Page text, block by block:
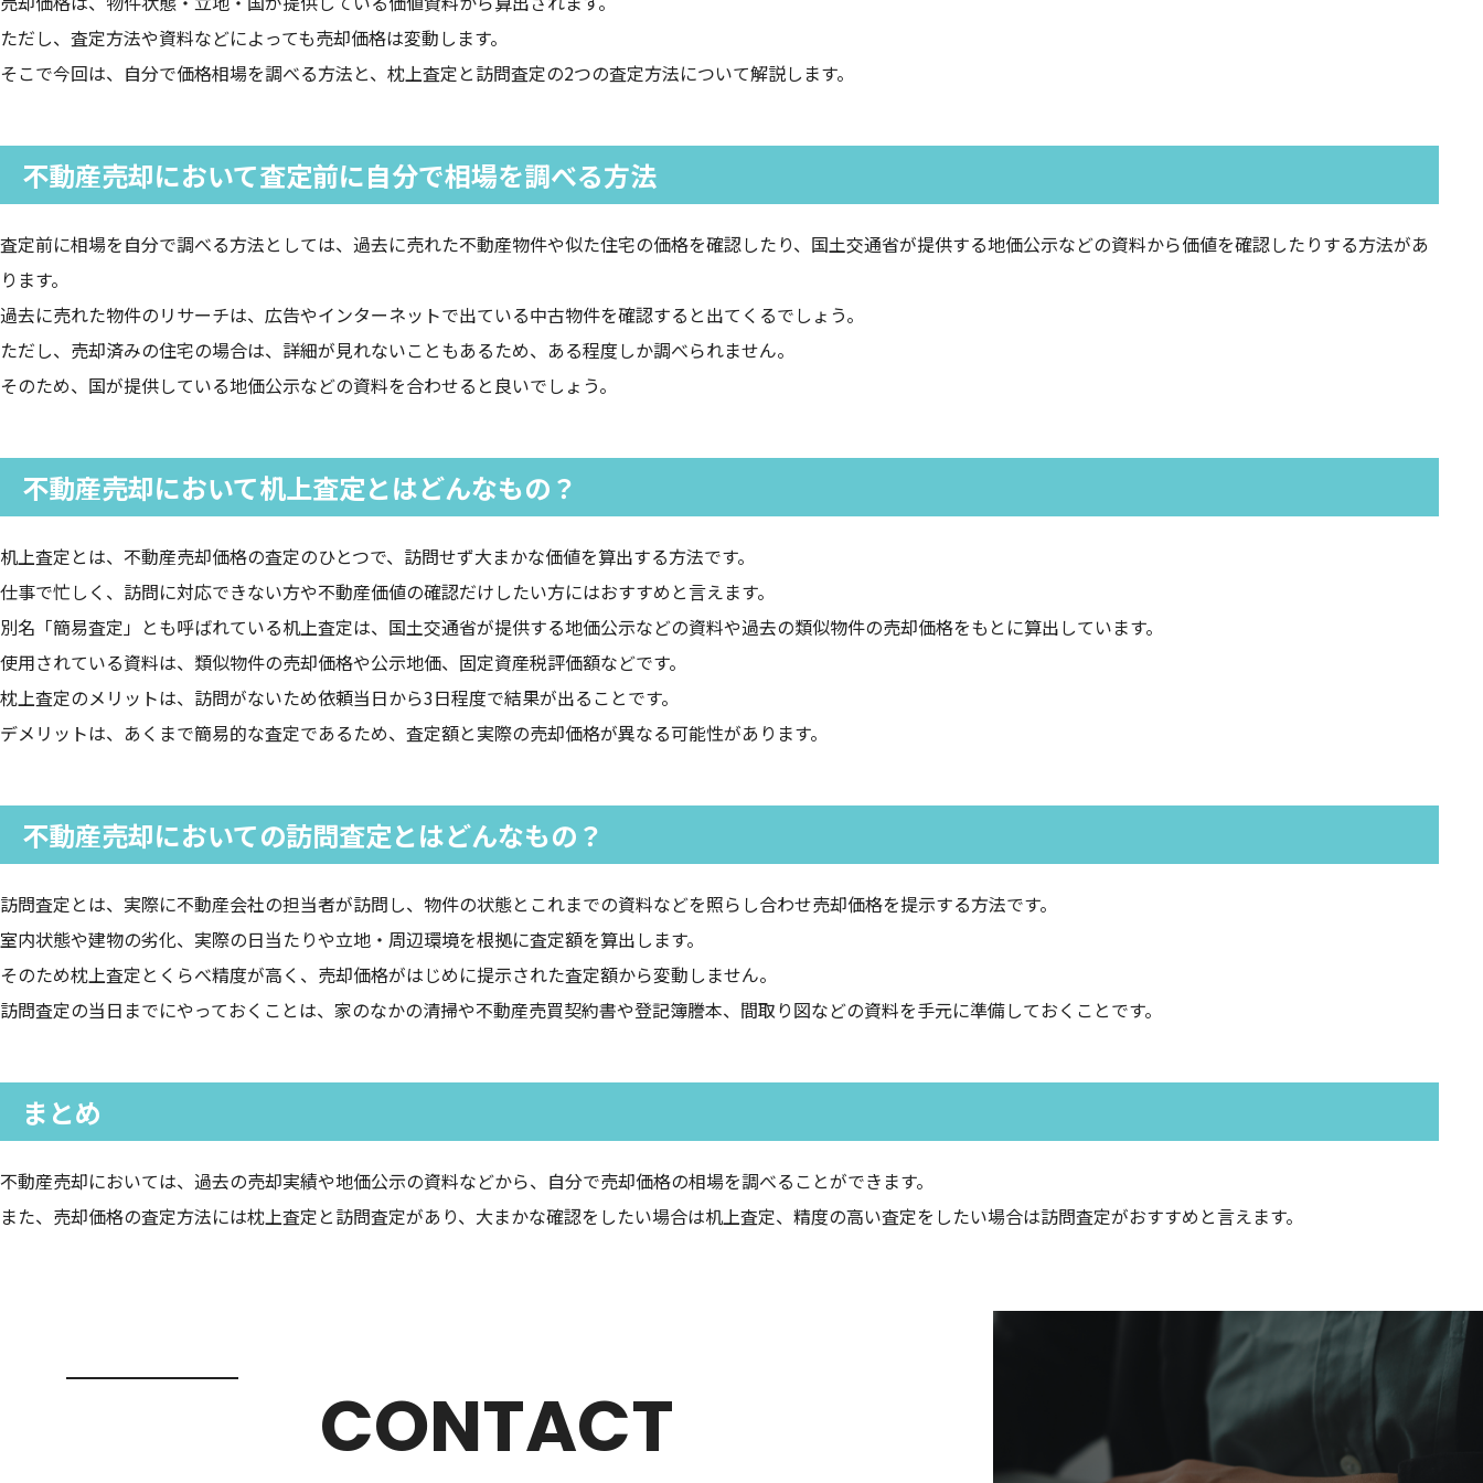
ただし、査定方法や資料などによっても売却価格は変動します。
そこで今回は、自分で価格相場を調べる方法と、枕上査定と訪問査定の2つの査定方法について解説します。
不動産売却において査定前に自分で相場を調べる方法
査定前に相場を自分で調べる方法としては、過去に売れた不動産物件や似た住宅の価格を確認したり、国土交通省が提供する地価公示などの資料から価値を確認したりする方法があ
ります。
過去に売れた物件のリサーチは、広告やインターネットで出ている中古物件を確認すると出てくるでしょう。
ただし、売却済みの住宅の場合は、詳細が見れないこともあるため、ある程度しか調べられません。
そのため、国が提供している地価公示などの資料を合わせると良いでしょう。
不動産売却において机上査定とはどんなもの？
机上査定とは、不動産売却価格の査定のひとつで、訪問せず大まかな価値を算出する方法です。
仕事で忙しく、訪問に対応できない方や不動産価値の確認だけしたい方にはおすすめと言えます。
別名「簡易査定」とも呼ばれている机上査定は、国土交通省が提供する地価公示などの資料や過去の類似物件の売却価格をもとに算出しています。
使用されている資料は、類似物件の売却価格や公示地価、固定資産税評価額などです。
枕上査定のメリットは、訪問がないため依頼当日から3日程度で結果が出ることです。
デメリットは、あくまで簡易的な査定であるため、査定額と実際の売却価格が異なる可能性があります。
不動産売却においての訪問査定とはどんなもの？
訪問査定とは、実際に不動産会社の担当者が訪問し、物件の状態とこれまでの資料などを照らし合わせ売却価格を提示する方法です。
室内状態や建物の劣化、実際の日当たりや立地・周辺環境を根拠に査定額を算出します。
そのため枕上査定とくらべ精度が高く、売却価格がはじめに提示された査定額から変動しません。
訪問査定の当日までにやっておくことは、家のなかの清掃や不動産売買契約書や登記簿謄本、間取り図などの資料を手元に準備しておくことです。
まとめ
不動産売却においては、過去の売却実績や地価公示の資料などから、自分で売却価格の相場を調べることができます。
また、売却価格の査定方法には枕上査定と訪問査定があり、大まかな確認をしたい場合は机上査定、精度の高い査定をしたい場合は訪問査定がおすすめと言えます。
CONTACT